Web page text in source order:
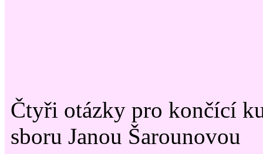
Čtyři otázky pro končící
sboru Janou Šarounovou